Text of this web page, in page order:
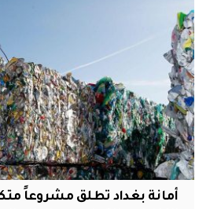
أمانة بغداد تطلق مشروعاً